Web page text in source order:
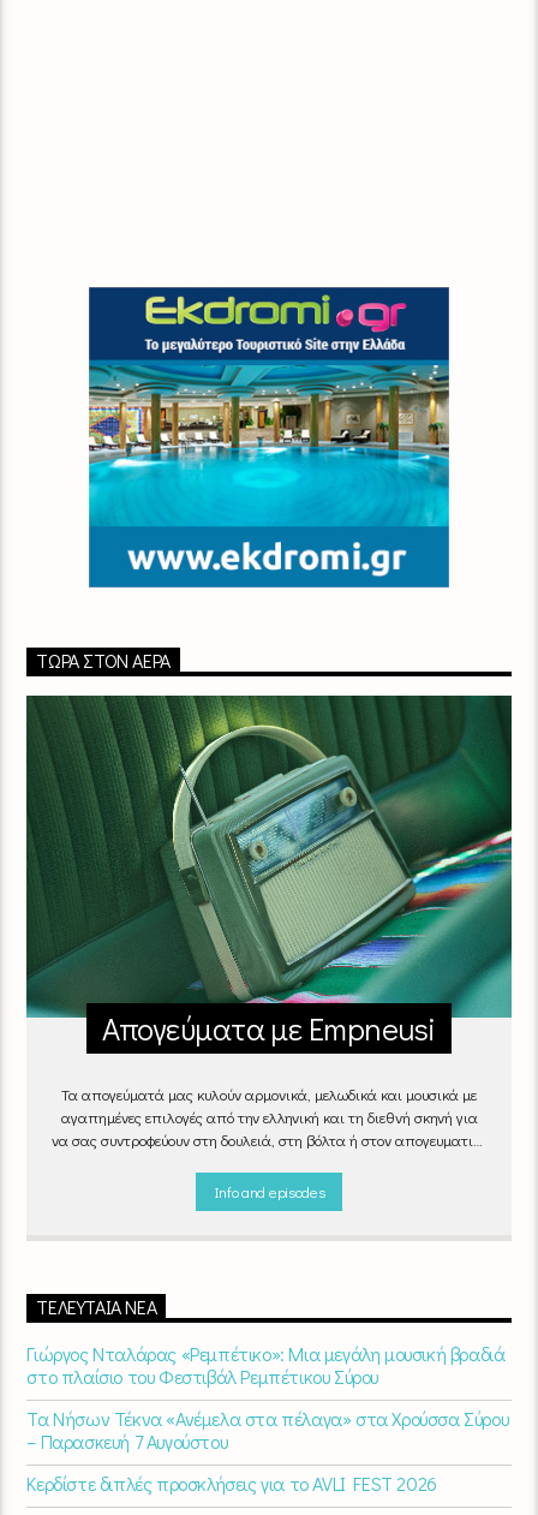
ΤΏΡΑ ΣΤΟΝ ΑΈΡΑ
Απογεύματα με Empneusi
Τα απογεύματά μας κυλούν αρμονικά, μελωδικά και μουσικά με
αγαπημένες επιλογές από την ελληνική και τη διεθνή σκηνή για
να σας συντροφεύουν στη δουλειά, στη βόλτα ή στον απογευματινό
με Empneusi", Καθημερινά & Σαββατοκύριακα 17:00 – 20:00.
Info and episodes
ΤΕΛΕΥΤΑΊΑ ΝΈΑ
Γιώργος Νταλάρας «Ρεμπέτικο»: Μια μεγάλη μουσική βραδιά
στο πλαίσιο του Φεστιβάλ Ρεμπέτικου Σύρου
Τα Νήσων Τέκνα «Ανέμελα στα πέλαγα» στα Χρούσσα Σύρου
– Παρασκευή 7 Αυγούστου
Κερδίστε διπλές προσκλήσεις για το AVLI FEST 2026